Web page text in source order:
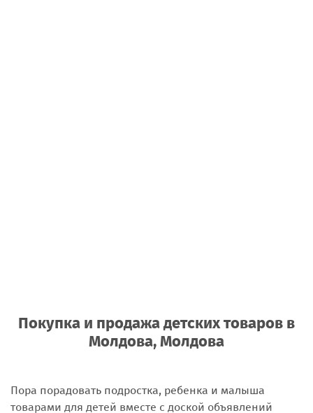
Покупка и продажа детских товаров в
Молдова, Молдова
Пора порадовать подростка, ребенка и малыша
товарами для детей вместе с доской объявлений